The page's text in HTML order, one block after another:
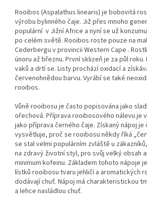
Rooibos (Aspalathus linearis) je bobovitá
výrobu bylinného čaje. Již přes mnoho
populární v Jižní Africe a nyní se už
po celém světě. Rooibos roste pouze na
Cederbergu v provincii Western Cape .
únoru až březnu. První sklizeň je za půl
vaků a drtí se. Listy prochází oxidací a
červenohnědou barvu. Vyrábí se také
rooibos.
Vůně rooibosu je často popisována jako
ořechová. Příprava rooibosového nálevu je
jako příprava černého čaje. Získaný nápoj
vysvětluje, proč se rooibosu někdy říká
se stal velmi populárním zvláště u
na zdravý životní styl, pro svůj velký obsah
minimum kofeinu. Základem tohoto nápoje
lístků rooibosu tvaru jehličí a aromatických
dodávají chuť. Nápoj má charakteristickou
a lehce nasládlou chuť.